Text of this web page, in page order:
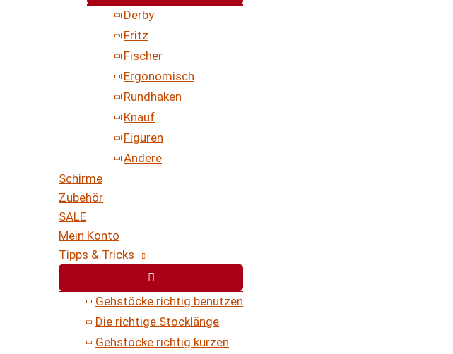
Derby
Fritz
Fischer
Ergonomisch
Rundhaken
Knauf
Figuren
Andere
Schirme
Zubehör
SALE
Mein Konto
Tipps & Tricks
Gehstöcke richtig benutzen
Die richtige Stocklänge
Gehstöcke richtig kürzen